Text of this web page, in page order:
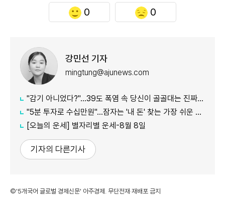
0 0
강민선 기자
mingtung@ajunews.com
"감기 아니었다?"…39도 폭염 속 당신이 골골대는 진짜 이유
"5분 투자로 수십만원"…잠자는 '내 돈' 찾는 가장 쉬운 방법
[오늘의 운세] 별자리별 운세-8월 8일
기자의 다른기사
©'5개국어 글로벌 경제신문' 아주경제. 무단전재·재배포 금지